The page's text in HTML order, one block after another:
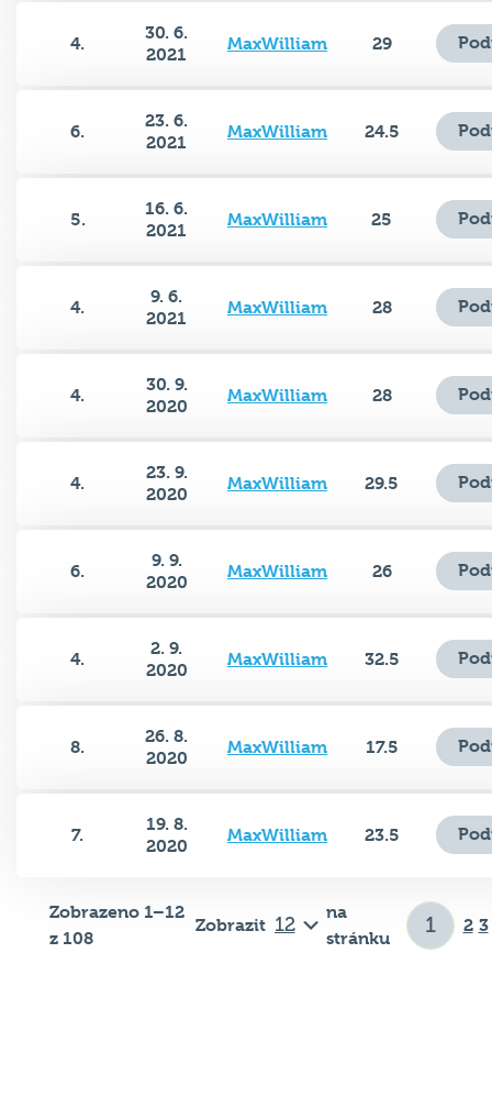
4.
30. 6.
2021
MaxWilliam 29
6.
23. 6.
2021
MaxWilliam 24.5
5.
16. 6.
2021
MaxWilliam 25
4.
9. 6.
2021
MaxWilliam 28
4.
30. 9.
2020
MaxWilliam 28
4.
23. 9.
2020
MaxWilliam 29.5
6.
9. 9.
2020
MaxWilliam 26
4.
2. 9.
2020
MaxWilliam 32.5
8.
26. 8.
2020
MaxWilliam 17.5
7.
19. 8.
2020
MaxWilliam 23.5
Zobrazeno 1–12
z 108
Zobrazit
na
stránku
2 3